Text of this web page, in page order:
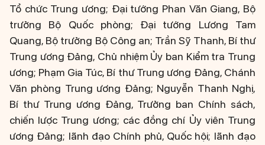
Tổ chức Trung ương; Đại tướng Phan Văn Giang, Bộ
trưởng Bộ Quốc phòng; Đại tướng Lương Tam
Quang, Bộ trưởng Bộ Công an; Trần Sỹ Thanh, Bí thư
Trung ương Đảng, Chủ nhiệm Ủy ban Kiểm tra Trung
ương; Phạm Gia Túc, Bí thư Trung ương Đảng, Chánh
Văn phòng Trung ương Đảng; Nguyễn Thanh Nghị,
Bí thư Trung ương Đảng, Trưởng ban Chính sách,
chiến lược Trung ương; các đồng chí Ủy viên Trung
ương Đảng; lãnh đạo Chính phủ, Quốc hội; lãnh đạo